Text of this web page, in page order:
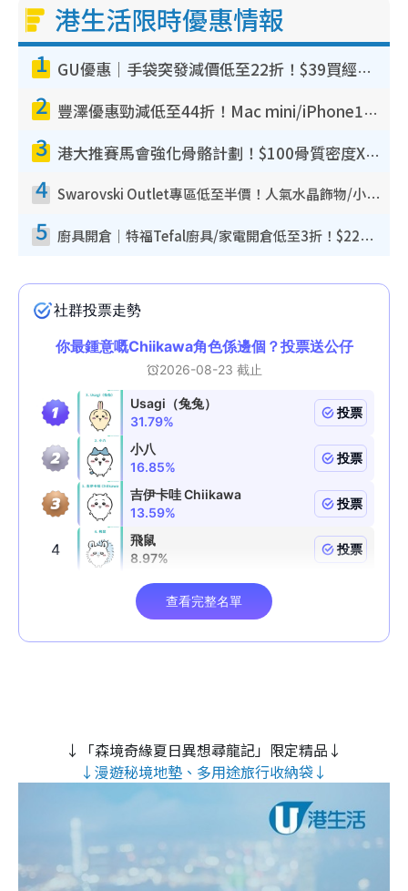
港生活限時優惠情報
1 GU優惠｜手袋突發減價低至22折！$39買經典波士頓包/餃子袋！飾物同步減價$29起！
2 豐澤優惠勁減低至44折！Mac mini/iPhone17Pro大減價！廚房家電$220起
3 港大推賽馬會強化骨骼計劃！$100骨質密度X光檢查 完成免費運動訓練送超市禮券！附參加資格
4 Swarovski Outlet專區低至半價！人氣水晶飾物/小擺設$138起！迪士尼款/水晶高跟鞋都有平
5 廚具開倉｜特福Tefal廚具/家電開倉低至3折！$220起買平底鍋/炒鑊/湯煲！電飯煲/吸塵機/燙斗$418起
↓「森境奇緣夏日異想尋龍記」限定精品↓
↓漫遊秘境地墊、多用途旅行收納袋↓